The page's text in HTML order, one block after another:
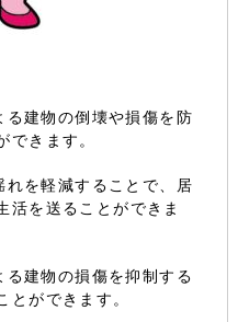
る建物の倒壊や損傷を防
できます。
れを軽減することで、居
活を送ることができま
る建物の損傷を抑制する
とができます。